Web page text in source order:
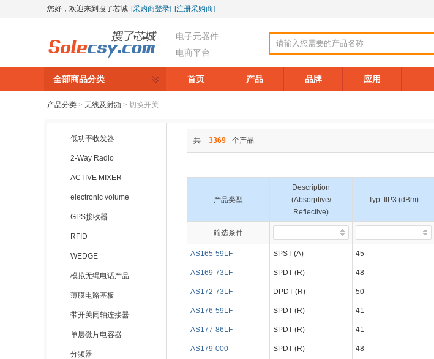
您好，欢迎来到搜了芯城 [采购商登录] [注册采购商]
电子元器件
电商平台
全部商品分类 首页 产品 品牌 应用
产品分类 > 无线及射频 > 切换开关
共 3369 个产品
产品类型
Description
(Absorptive/
Reflective)
Typ. IIP3 (dBm)
筛选条件
AS165-59LF SPST (A) 45
AS169-73LF SPDT (R) 48
AS172-73LF DPDT (R) 50
AS176-59LF SPDT (R) 41
AS177-86LF SPDT (R) 41
AS179-000 SPDT (R) 48
低功率收发器
2-Way Radio
ACTIVE MIXER
electronic volume
GPS接收器
RFID
WEDGE
模拟无绳电话产品
薄膜电路基板
带开关同轴连接器
单层微片电容器
分频器